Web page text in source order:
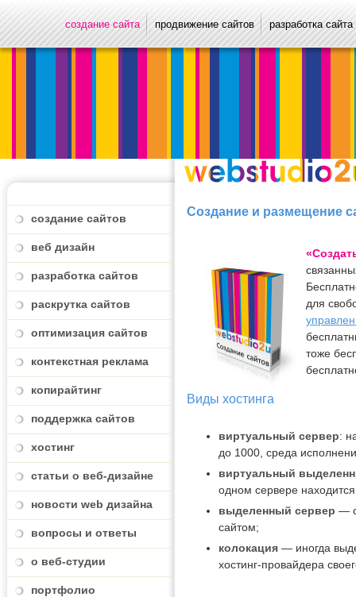
создание сайта продвижение сайтов разработка сайта
создание сайтов
веб дизайн
разработка сайтов
раскрутка сайтов
оптимизация сайтов
контекстная реклама
копирайтинг
поддержка сайтов
хостинг
статьи о веб-дизайне
новости web дизайна
вопросы и ответы
о веб-студии
портфолио
Создание и размещение
для
тоже
Виды хостинга
виртуальный сервер:
до 1000, среда
виртуальный
одном сервере
выделенный сервер —
сайтом;
колокация — иногда
хостинг-провайдера